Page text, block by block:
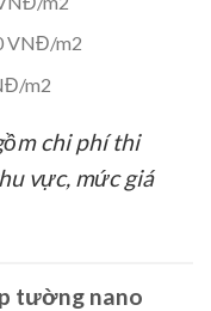
VNĐ/m2
m2
chi phí thi
vực, mức giá
tường nano